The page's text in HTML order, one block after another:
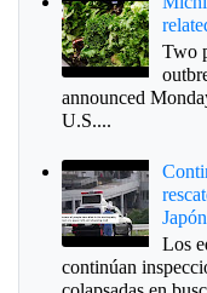
Two
announced
U.S....
Japón
Los
continúan